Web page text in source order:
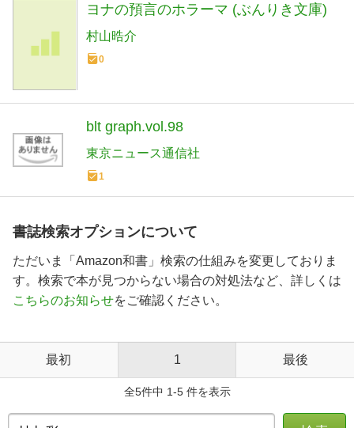
ヨナの預言のホラーマ (ぶんりき文庫)
村山晧介
0
blt graph.vol.98
東京ニュース通信社
1
書誌検索オプションについて
ただいま「Amazon和書」検索の仕組みを変更しておりま
す。検索で本が見つからない場合の対処法など、詳しくは
こちらのお知らせをご確認ください。
最初 1 最後
全5件中 1-5 件を表示